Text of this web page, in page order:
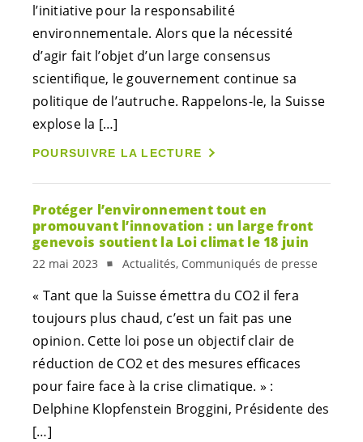
l’initiative pour la responsabilité
environnementale. Alors que la nécessité
d’agir fait l’objet d’un large consensus
scientifique, le gouvernement continue sa
politique de l’autruche. Rappelons-le, la Suisse
explose la […]
POURSUIVRE LA LECTURE
Protéger l’environnement tout en
promouvant l’innovation : un large front
genevois soutient la Loi climat le 18 juin
22 mai 2023 Actualités, Communiqués de presse
« Tant que la Suisse émettra du CO2 il fera
toujours plus chaud, c’est un fait pas une
opinion. Cette loi pose un objectif clair de
réduction de CO2 et des mesures efficaces
pour faire face à la crise climatique. » :
Delphine Klopfenstein Broggini, Présidente des
[…]